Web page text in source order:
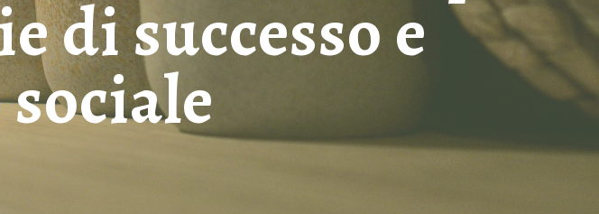
di successo e